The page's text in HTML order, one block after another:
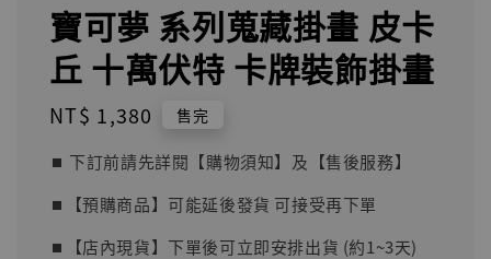
寶可夢 系列蒐藏掛畫 皮卡
丘 十萬伏特 卡牌裝飾掛畫
Regular
NT$ 1,380 售完
⏹︎ 下訂前請先詳閱【購物須知】及【售後服務】
⏹︎【預購商品】可能延後發貨 可接受再下單
⏹︎【店內現貨】下單後可立即安排出貨 (約1~3天)